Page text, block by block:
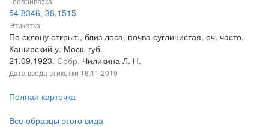
54,8346, 38,1515
Этикетка
По склону открыт., близ леса, почва суглинистая, оч. часто.
Каширский у. Моск. губ.
21.09.1923. Собр. Чиликина Л. Н.
Дата ввода этикетки 18.11.2019
Полная карточка
Все образцы этого вида